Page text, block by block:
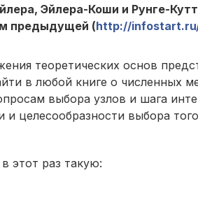
Эйлера-Коши и Рунге-
предыдущей (http://
теоретических основ
в любой книге о численных
выбора узлов и шага
целесообразности выбора
этот раз такую: